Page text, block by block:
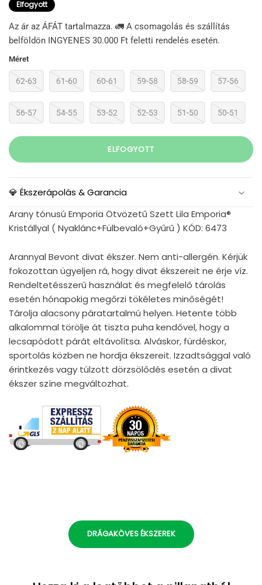
Elfogyott
Az ár az ÁFÁT tartalmazza. 🚛 A csomagolás és szállítás
belföldön INGYENES 30.000 Ft feletti rendelés esetén.
Méret
62-63 61-60 60-61 59-58 58-59 57-56
56-57 54-55 53-52 52-53 51-50 50-51
ELFOGYOTT
💎 Ékszerápolás & Garancia
Arany tónusú Emporia Ötvözetű Szett Lila Emporia®
Kristállyal ( Nyaklánc+Fülbevaló+Gyűrű ) KÓD: 6473
Arannyal Bevont divat ékszer. Nem anti-allergén. Kérjük
fokozottan ügyeljen rá, hogy divat ékszereit ne érje víz.
Rendeltetésszerű használat és megfelelő tárolás
esetén hónapokig megőrzi tökéletes minőségét!
Tárolja alacsony páratartalmú helyen. Hetente több
alkalommal törölje át tiszta puha kendővel, hogy a
lecsapódott párát eltávolítsa. Alváskor, fürdéskor,
sportolás közben ne hordja ékszereit. Izzadtsággal való
érintkezés vagy túlzott dörzsölődés esetén a divat
ékszer színe megváltozhat.
DRÁGAKÖVES ÉKSZEREK